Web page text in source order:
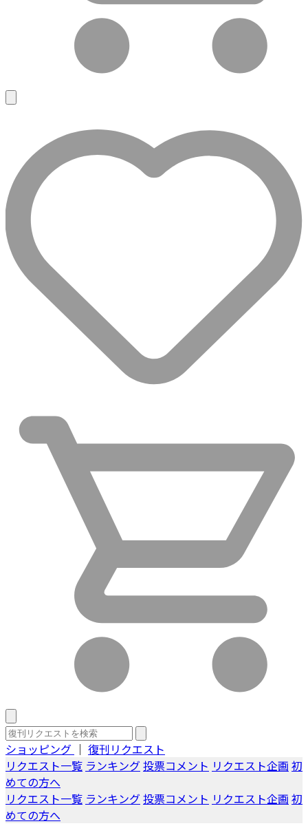
ショッピング ｜ 復刊リクエスト
リクエスト一覧 ランキング投票コメント リクエスト企画 初
めての方へ
リクエスト一覧 ランキング投票コメント リクエスト企画 初
めての方へ